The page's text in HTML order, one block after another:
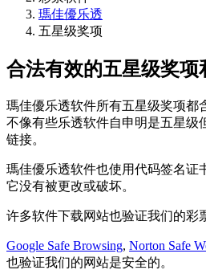
瑪佳優乐透
五星级奖项
合法有效的五星级奖项
瑪佳優乐透软件所有五星级奖项都
不像有些乐透软件自申明是五星级
链接。
瑪佳優乐透软件也使用代码签名证
它没有被更改或破坏。
许多软件下载网站也验证我们的彩
Google Safe Browsing, Norton Safe
也验证我们的网站是安全的。